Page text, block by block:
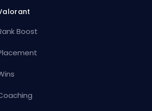
Boost